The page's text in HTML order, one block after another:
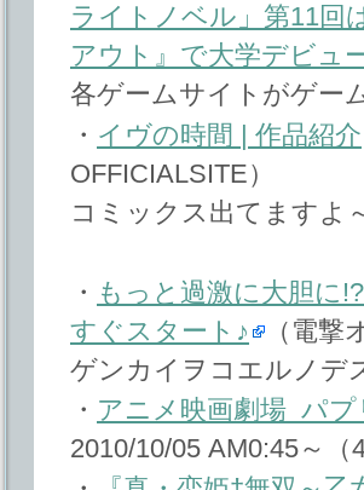
ライトノベル」第11回
アウト』で大学デビュ
各ゲームサイトがゲー
・ イヴの時間 | 作品紹介
OFFICIALSITE）
コミックス出てますよ
・ もっと過激に大胆に
すぐスタート♪
（電撃
ゲンカイヲコエルノデ
・ アニメ映画劇場 パプ
2010/10/05 AM0:45～（